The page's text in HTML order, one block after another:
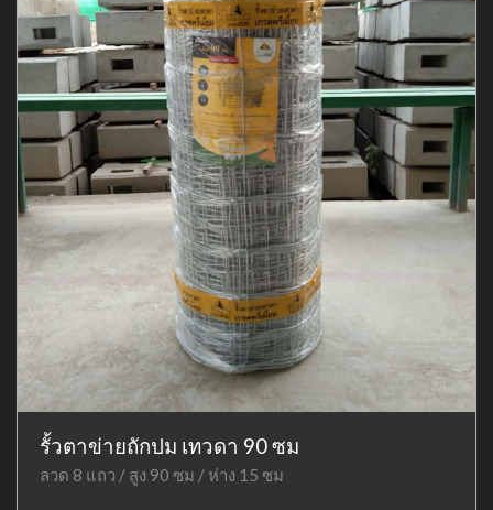
รั้วตาข่ายถักปม เทวดา 90 ซม
ลวด 8 แถว / สูง 90 ซม / ห่าง 15 ซม